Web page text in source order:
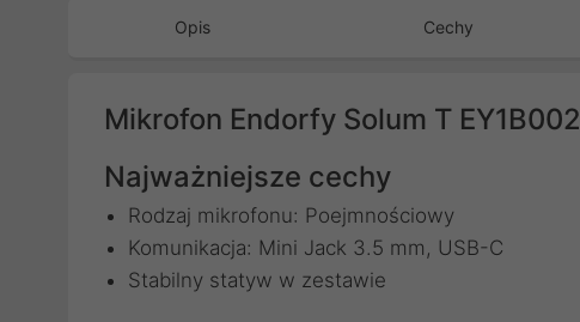
Opis Cechy
Mikrofon Endorfy Solum T EY1B002
Najważniejsze cechy
Rodzaj mikrofonu: Poejmnościowy
Komunikacja: Mini Jack 3.5 mm, USB-C
Stabilny statyw w zestawie